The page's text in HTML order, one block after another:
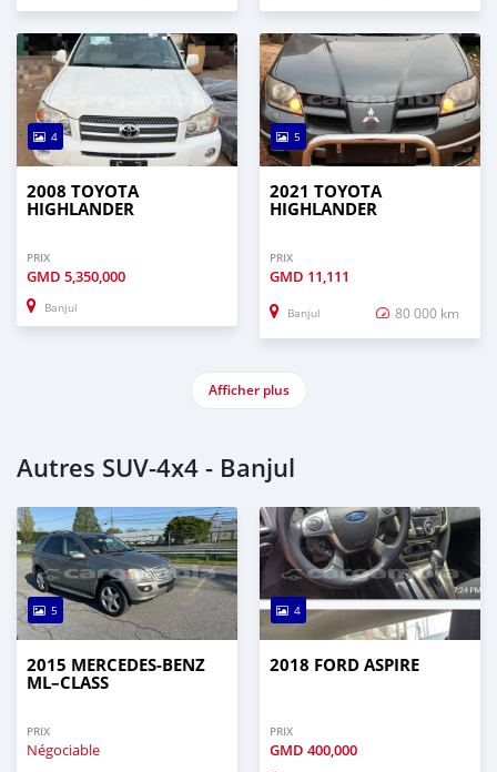
4
2008 TOYOTA
HIGHLANDER
PRIX
GMD 5,350,000
Banjul
5
2021 TOYOTA
HIGHLANDER
PRIX
GMD 11,111
Banjul 80 000 km
Afficher plus
Autres SUV‒4x4 - Banjul
5
2015 MERCEDES‒BENZ
ML–CLASS
PRIX
Négociable
4
2018 FORD ASPIRE
PRIX
GMD 400,000